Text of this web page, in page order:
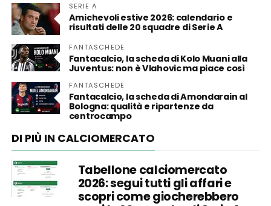
SERIE A
Amichevoli estive 2026: calendario e
risultati delle 20 squadre di Serie A
FANTASCHEDE
Fantacalcio, la scheda di Kolo Muani alla
Juventus: non è Vlahovic ma piace così
FANTASCHEDE
Fantacalcio, la scheda di Amondarain al
Bologna: qualità e ripartenze da
centrocampo
DI PIÙ IN CALCIOMERCATO
Tabellone calciomercato
2026: segui tutti gli affari e
scopri come giocherebbero